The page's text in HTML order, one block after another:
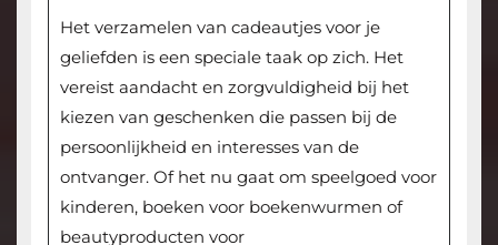
Het verzamelen van cadeautjes voor je
geliefden is een speciale taak op zich. Het
vereist aandacht en zorgvuldigheid bij het
kiezen van geschenken die passen bij de
persoonlijkheid en interesses van de
ontvanger. Of het nu gaat om speelgoed voor
kinderen, boeken voor boekenwurmen of
beautyproducten voor